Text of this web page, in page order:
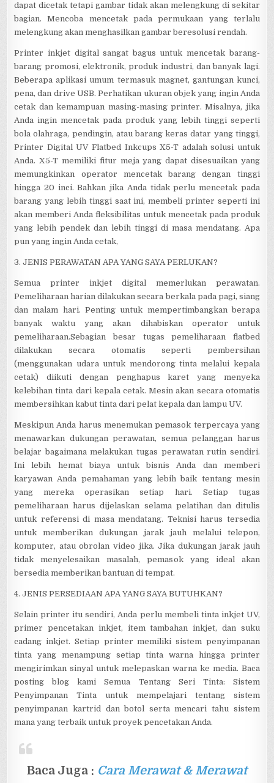
dapat dicetak tetapi gambar tidak akan melengkung di sekitar
bagian. Mencoba mencetak pada permukaan yang terlalu
melengkung akan menghasilkan gambar beresolusi rendah.
Printer inkjet digital sangat bagus untuk mencetak barang-
barang promosi, elektronik, produk industri, dan banyak lagi.
Beberapa aplikasi umum termasuk magnet, gantungan kunci,
pena, dan drive USB. Perhatikan ukuran objek yang ingin Anda
cetak dan kemampuan masing-masing printer. Misalnya, jika
Anda ingin mencetak pada produk yang lebih tinggi seperti
bola olahraga, pendingin, atau barang keras datar yang tinggi,
Printer Digital UV Flatbed Inkcups X5-T adalah solusi untuk
Anda. X5-T memiliki fitur meja yang dapat disesuaikan yang
memungkinkan operator mencetak barang dengan tinggi
hingga 20 inci. Bahkan jika Anda tidak perlu mencetak pada
barang yang lebih tinggi saat ini, membeli printer seperti ini
akan memberi Anda fleksibilitas untuk mencetak pada produk
yang lebih pendek dan lebih tinggi di masa mendatang. Apa
pun yang ingin Anda cetak,
3. JENIS PERAWATAN APA YANG SAYA PERLUKAN?
Semua printer inkjet digital memerlukan perawatan.
Pemeliharaan harian dilakukan secara berkala pada pagi, siang
dan malam hari. Penting untuk mempertimbangkan berapa
banyak waktu yang akan dihabiskan operator untuk
pemeliharaan.Sebagian besar tugas pemeliharaan flatbed
dilakukan secara otomatis seperti pembersihan
(menggunakan udara untuk mendorong tinta melalui kepala
cetak) diikuti dengan penghapus karet yang menyeka
kelebihan tinta dari kepala cetak. Mesin akan secara otomatis
membersihkan kabut tinta dari pelat kepala dan lampu UV.
Meskipun Anda harus menemukan pemasok terpercaya yang
menawarkan dukungan perawatan, semua pelanggan harus
belajar bagaimana melakukan tugas perawatan rutin sendiri.
Ini lebih hemat biaya untuk bisnis Anda dan memberi
karyawan Anda pemahaman yang lebih baik tentang mesin
yang mereka operasikan setiap hari. Setiap tugas
pemeliharaan harus dijelaskan selama pelatihan dan ditulis
untuk referensi di masa mendatang. Teknisi harus tersedia
untuk memberikan dukungan jarak jauh melalui telepon,
komputer, atau obrolan video jika. Jika dukungan jarak jauh
tidak menyelesaikan masalah, pemasok yang ideal akan
bersedia memberikan bantuan di tempat.
4. JENIS PERSEDIAAN APA YANG SAYA BUTUHKAN?
Selain printer itu sendiri, Anda perlu membeli tinta inkjet UV,
primer pencetakan inkjet, item tambahan inkjet, dan suku
cadang inkjet. Setiap printer memiliki sistem penyimpanan
tinta yang menampung setiap tinta warna hingga printer
mengirimkan sinyal untuk melepaskan warna ke media. Baca
posting blog kami Semua Tentang Seri Tinta: Sistem
Penyimpanan Tinta untuk mempelajari tentang sistem
penyimpanan kartrid dan botol serta mencari tahu sistem
mana yang terbaik untuk proyek pencetakan Anda.
Baca Juga : Cara Merawat & Merawat